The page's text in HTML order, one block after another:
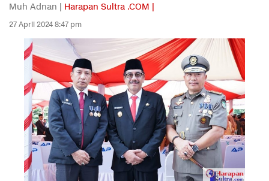
Muh Adnan | Harapan Sultra .COM |
27 April 2024 8:47 pm